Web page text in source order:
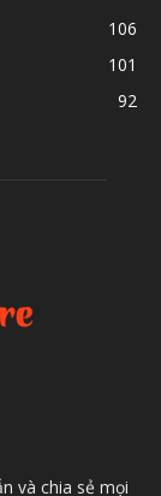
106
101
92
và chia sẻ mọi